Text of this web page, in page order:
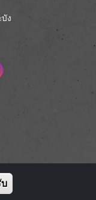
ง